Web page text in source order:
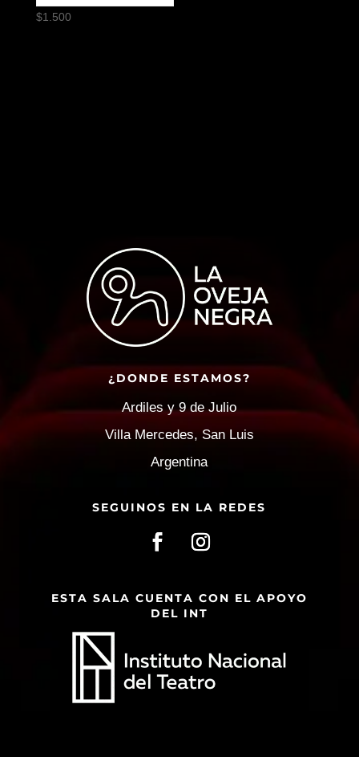
$1.500
¿DONDE ESTAMOS?
Ardiles y 9 de Julio
Villa Mercedes, San Luis
Argentina
SEGUINOS EN LA REDES
ESTA SALA CUENTA CON EL APOYO
DEL INT